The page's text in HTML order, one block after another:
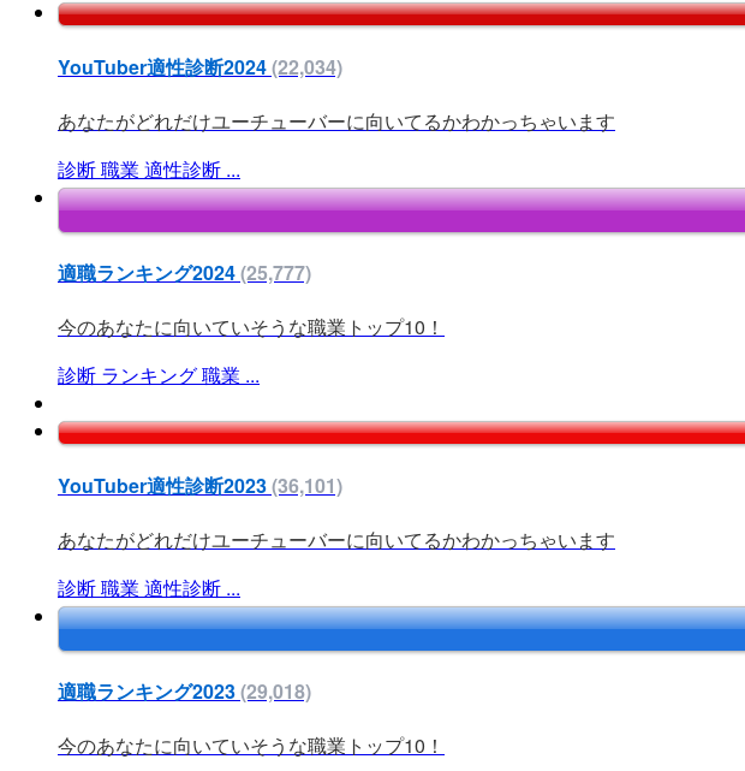
YouTuber適性診断2024(22,034)
あなたがどれだけユーチューバーに向いてるかわかっちゃいます
診断職業 適性診断 ...
適職ランキング2024(25,777)
今のあなたに向いていそうな職業トップ10！
診断 ランキング職業 ...
YouTuber適性診断2023(36,101)
あなたがどれだけユーチューバーに向いてるかわかっちゃいます
診断職業 適性診断 ...
適職ランキング2023(29,018)
今のあなたに向いていそうな職業トップ10！